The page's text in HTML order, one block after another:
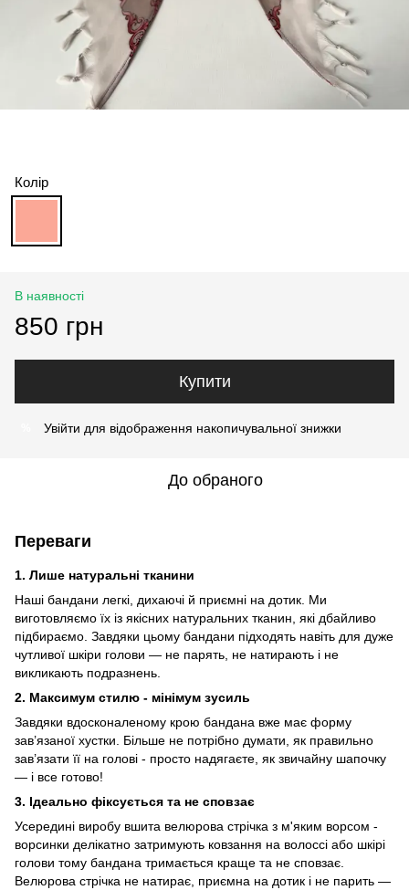
Колір
В наявності
850 грн
Купити
Увійти для відображення накопичувальної знижки
До обраного
Переваги
1. Лише натуральні тканини
Наші бандани легкі, дихаючі й приємні на дотик. Ми
виготовляємо їх із якісних натуральних тканин, які дбайливо
підбираємо. Завдяки цьому бандани підходять навіть для дуже
чутливої шкіри голови — не парять, не натирають і не
викликають подразнень.
2. Максимум стилю - мінімум зусиль
Завдяки вдосконаленому крою бандана вже має форму
зав’язаної хустки. Більше не потрібно думати, як правильно
зав’язати її на голові - просто надягаєте, як звичайну шапочку
— і все готово!
3. Ідеально фіксується та не сповзає
Усередині виробу вшита велюрова стрічка з м'яким ворсом -
ворсинки делікатно затримують ковзання на волоссі або шкірі
голови тому бандана тримається краще та не сповзає.
Велюрова стрічка не натирає, приємна на дотик і не парить —